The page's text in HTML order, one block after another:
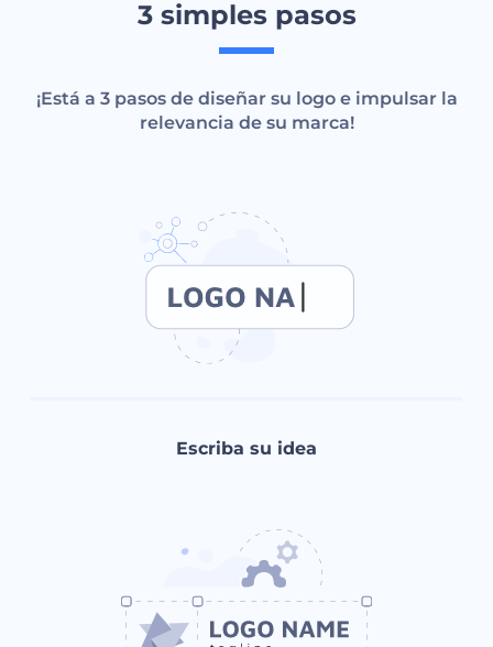
3 simples pasos
¡Está a 3 pasos de diseñar su logo e impulsar la
relevancia de su marca!
Escriba su idea